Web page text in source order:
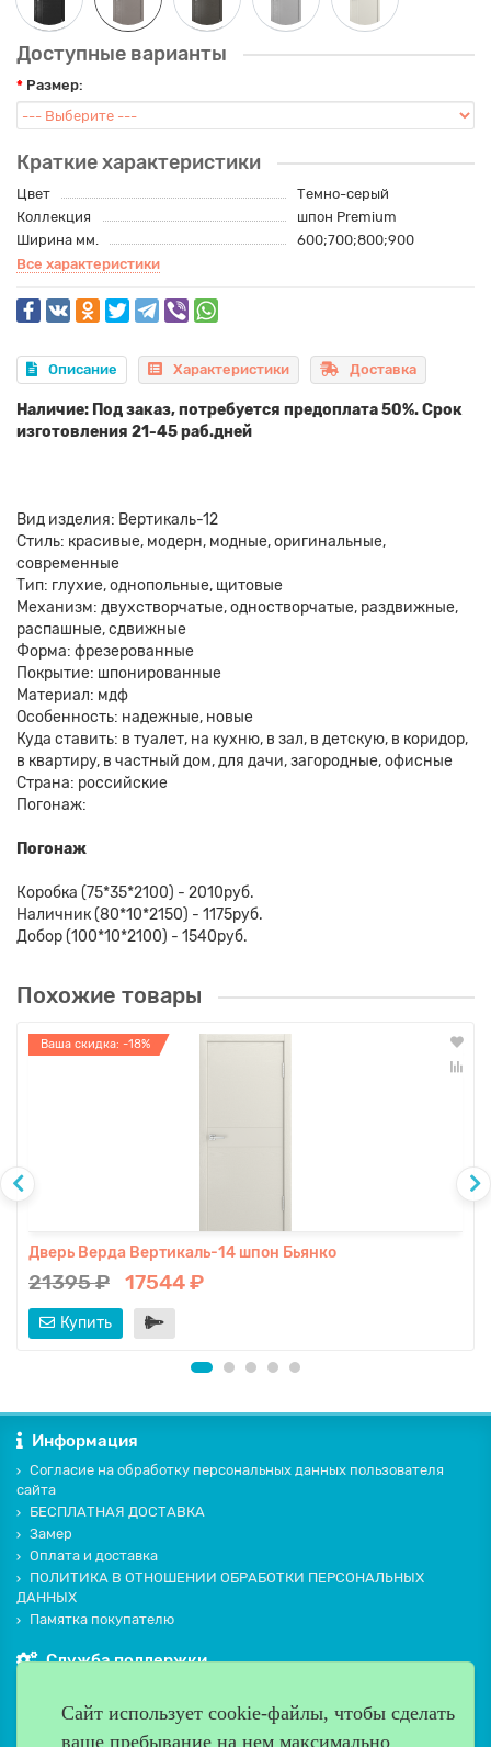
Доступные варианты
Размер:
Краткие характеристики
Цвет
Темно-серый
Коллекция
шпон Premium
Ширина мм.
600;700;800;900
Все характеристики
Описание Характеристики Доставка
Наличие: Под заказ, потребуется предоплата 50%. Срок
изготовления 21-45 раб.дней
Вид изделия: Вертикаль-12
Стиль: красивые, модерн, модные, оригинальные,
современные
Тип: глухие, однопольные, щитовые
Механизм: двухстворчатые, одностворчатые, раздвижные,
распашные, сдвижные
Форма: фрезерованные
Покрытие: шпонированные
Материал: мдф
Особенность: надежные, новые
Куда ставить: в туалет, на кухню, в зал, в детскую, в коридор,
в квартиру, в частный дом, для дачи, загородные, офисные
Страна: российские
Погонаж:
Погонаж
Коробка (75*35*2100) - 2010руб.
Наличник (80*10*2150) - 1175руб.
Добор (100*10*2100) - 1540руб.
Похожие товары
Ваша скидка: -18%
Дверь Верда Вертикаль-14 шпон Бьянко
21395 ₽ 17544 ₽
Купить
Информация
Согласие на обработку персональных данных пользователя
сайта
БЕСПЛАТНАЯ ДОСТАВКА
Замер
Оплата и доставка
ПОЛИТИКА В ОТНОШЕНИИ ОБРАБОТКИ ПЕРСОНАЛЬНЫХ
ДАННЫХ
Памятка покупателю
Служба поддержки
Производители
Сайт использует cookie-файлы, чтобы сделать
ваше пребывание на нем максимально